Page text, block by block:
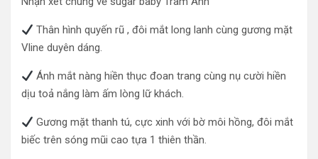
Thân hình quyến rũ , đôi mắt long lanh cùng gương mặt
Vline duyên dáng.
Ánh mắt nàng hiền thục đoan trang cùng nụ cười hiền
dịu toả nắng làm ấm lòng lữ khách.
Gương mặt thanh tú, cực xinh với bờ môi hồng, đôi mắt
biếc trên sóng mũi cao tựa 1 thiên thần.